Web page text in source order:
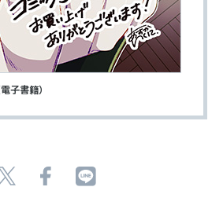
電子書籍）